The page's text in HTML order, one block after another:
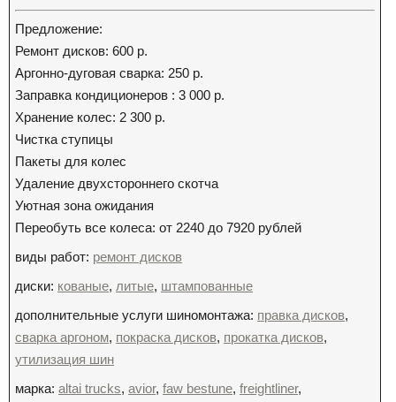
Предложение:
Ремонт дисков: 600 р.
Аргонно-дуговая сварка: 250 р.
Заправка кондиционеров : 3 000 р.
Хранение колес: 2 300 р.
Чистка ступицы
Пакеты для колес
Удаление двухстороннего скотча
Уютная зона ожидания
Переобуть все колеса: от 2240 до 7920 рублей
виды работ: ремонт дисков
диски: кованые, литые, штампованные
дополнительные услуги шиномонтажа: правка дисков,
сварка аргоном, покраска дисков, прокатка дисков,
утилизация шин
марка: altai trucks, avior, faw bestune, freightliner,